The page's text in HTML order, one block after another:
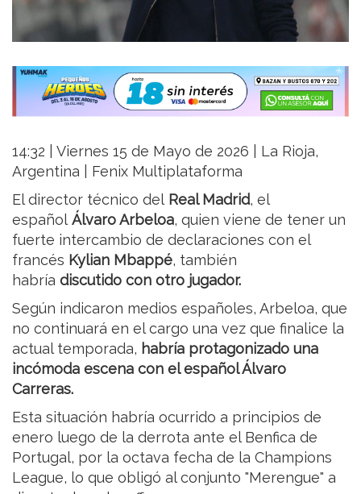
14:32 | Viernes 15 de Mayo de 2026 | La Rioja,
Argentina | Fenix Multiplataforma
El director técnico del Real Madrid, el
español Álvaro Arbeloa, quien viene de tener un
fuerte intercambio de declaraciones con el
francés Kylian Mbappé, también
habría discutido con otro jugador.
Según indicaron medios españoles, Arbeloa, que
no continuará en el cargo una vez que finalice la
actual temporada, habría protagonizado una
incómoda escena con el español Álvaro
Carreras.
Esta situación habría ocurrido a principios de
enero luego de la derrota ante el Benfica de
Portugal, por la octava fecha de la Champions
League, lo que obligó al conjunto "Merengue" a